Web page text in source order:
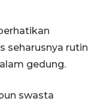
seharusnya rutin
gedung.
swasta